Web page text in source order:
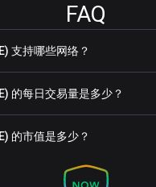
FAQ
支持哪些网络？
的每日交易量是多少？
的市值是多少？